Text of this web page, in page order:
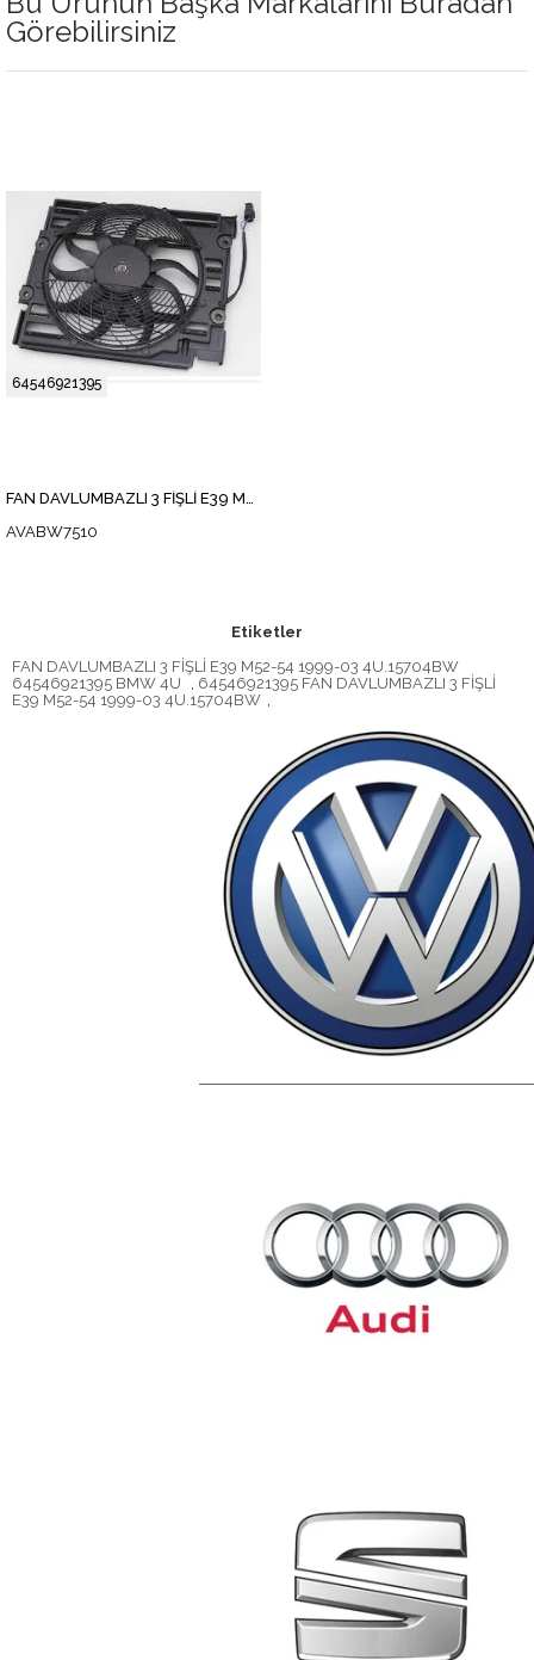
Görebilirsiniz
FAN DAVLUMBAZLI 3 FİŞLİ E39 M52-54 1999-03
AVABW7510
64546921395
Etiketler
FAN DAVLUMBAZLI 3 FİŞLİ E39 M52-54 1999-03 4U.15704BW
64546921395 BMW 4U
, 64546921395 FAN DAVLUMBAZLI 3 FİŞLİ
E39 M52-54 1999-03 4U.15704BW ,